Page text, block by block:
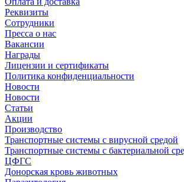
Реквизиты
Сотрудники
Пресса о нас
Вакансии
Награды
Лицензии и сертификаты
Политика конфиденциальности
Новости
Новости
Статьи
Акции
Производство
Транспортные системы с вирусной средой
Транспортные системы с бактериальной
ЦФГС
Донорская кровь животных